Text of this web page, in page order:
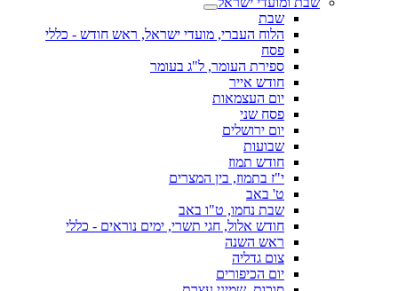
שבת
הלוח העברי, מועדי ישראל, ראש חודש - כללי
פסח
ספירת העומר, ל"ג בעומר
חודש אייר
יום העצמאות
פסח שני
יום ירושלים
שבועות
חודש תמוז
י"ז בתמוז, בין המצרים
ט' באב
שבת נחמו, ט"ו באב
חודש אלול, חגי תשרי, ימים נוראים - כללי
ראש השנה
צום גדליה
יום הכיפורים